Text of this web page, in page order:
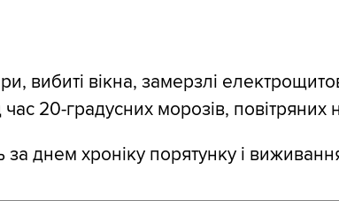
вибиті вікна, замерзлі
20-градусних морозів, повітряних
днем хроніку порятунку і